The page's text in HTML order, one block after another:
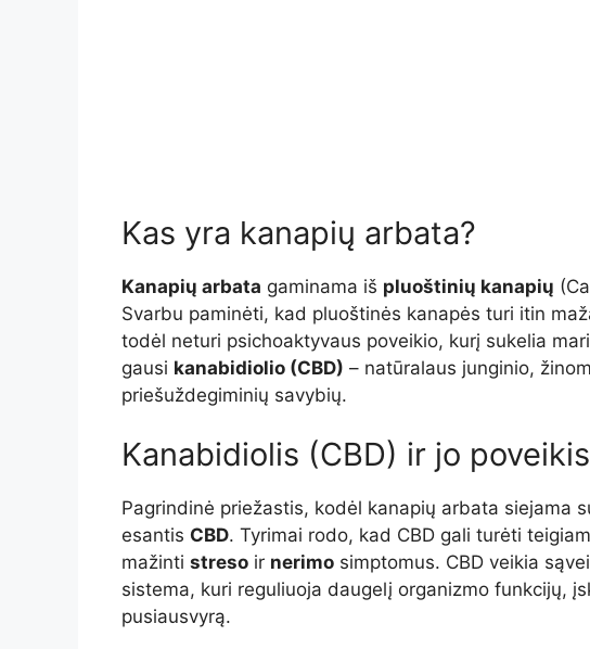
Kas yra kanapių arbata?
Kanapių arbata gaminama iš pluoštinių kanapių
Svarbu paminėti, kad pluoštinės kanapės turi itin
todėl neturi psichoaktyvaus poveikio, kurį sukelia
gausi kanabidiolio (CBD) – natūralaus junginio,
priešuždegiminių savybių.
Kanabidiolis (CBD) ir jo
Pagrindinė priežastis, kodėl kanapių arbata siejama
esantis CBD. Tyrimai rodo, kad CBD gali turėti
mažinti streso ir nerimo simptomus. CBD veikia
sistema, kuri reguliuoja daugelį organizmo funkcijų,
pusiausvyrą.